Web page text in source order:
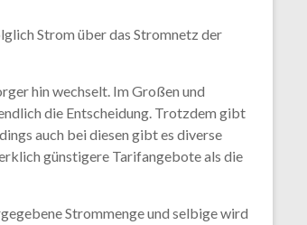
Strom über das Stromnetz der
hin wechselt. Im Großen und
die Entscheidung. Trotzdem gibt
auch bei diesen gibt es diverse
günstigere Tarifangebote als die
Strommenge und selbige wird